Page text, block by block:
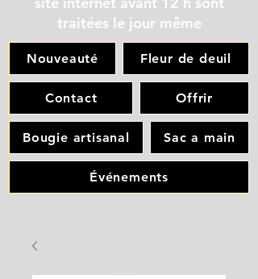
traitées le jour même
Nouveauté Fleur de deuil
Contact Offrir
Bougie artisanal Sac a main
Événements